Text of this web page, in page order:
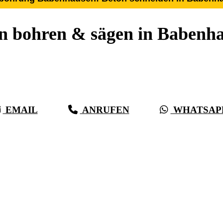
bohren & sägen in
EMAIL ANRUFEN